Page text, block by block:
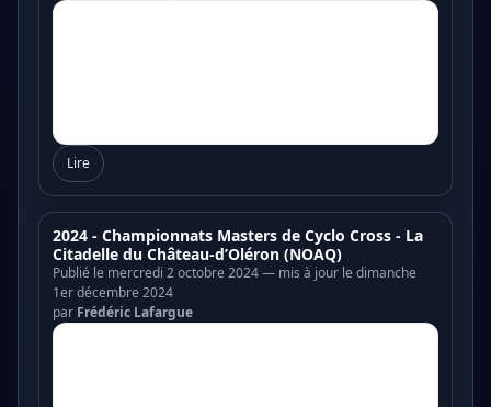
Lire
2024 - Championnats Masters de Cyclo Cross - La
Citadelle du Château-d’Oléron (NOAQ)
Publié le mercredi 2 octobre 2024 — mis à jour le dimanche
1er décembre 2024
par Frédéric Lafargue